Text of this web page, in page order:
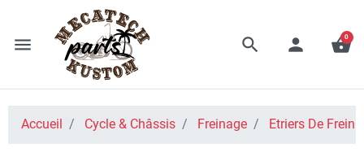
menu search person shopping_basket
0
Accueil Cycle & Châssis Freinage Etriers De Frein